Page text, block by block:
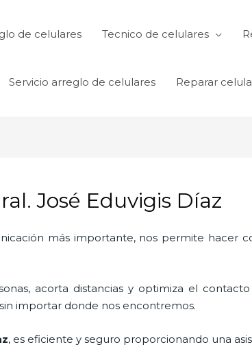
de celulares Tecnico de celulares
Servicio arreglo de celulares Reparar
José Eduvigis Díaz
más importante, nos permite hacer
acorta distancias y optimiza el
importar donde nos encontremos.
, es eficiente y seguro proporcionando una